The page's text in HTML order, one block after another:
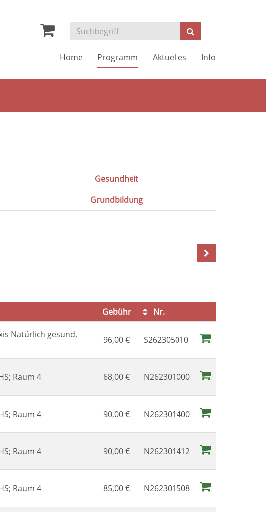
Kurse
suchen
Suchen
Home Programm Aktuelles Info
Gesundheit
Grundbildung
Gebühr
Nr.
Kursstatus
Natürlich gesund,
96,00€ S262305010
Raum 4 68,00€ N262301000
Raum 4 90,00€ N262301400
Raum 4 90,00€ N262301412
Raum 4 85,00€ N262301508